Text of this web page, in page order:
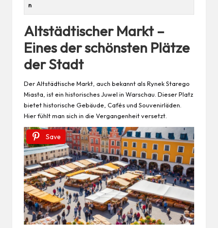
n
Altstädtischer Markt –
Eines der schönsten Plätze
der Stadt
Der Altstädtische Markt, auch bekannt als Rynek Starego
Miasta, ist ein historisches Juwel in Warschau. Dieser Platz
bietet historische Gebäude, Cafés und Souvenirläden.
Hier fühlt man sich in die Vergangenheit versetzt.
Save